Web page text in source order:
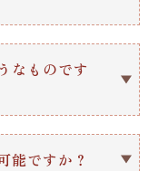
い【リンク】
様の健康状
るための面談
題なけれ
入居時に必
行います。
、食費別途
1名ずつが
なものです
能ですか？